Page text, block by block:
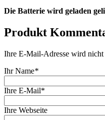
Die Batterie wird geladen
Produkt
Ihre E-Mail-Adresse wird
Ihr Name*
Ihre E-Mail*
Ihre Webseite